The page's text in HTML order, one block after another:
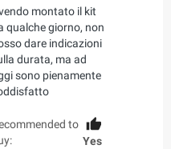
montato il kit
qualche giorno, non
dare indicazioni
durata, ma ad
sono pienamente
to
Yes